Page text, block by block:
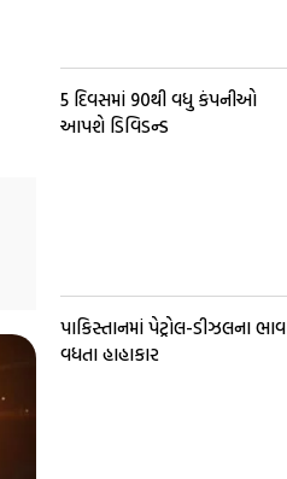
5 દિવસમાં 90થી વધુ કંપનીઓ
આપશે ડિવિડન્ડ
પાકિસ્તાનમાં પેટ્રોલ-ડીઝલના ભાવ
વધતા હાહાકાર